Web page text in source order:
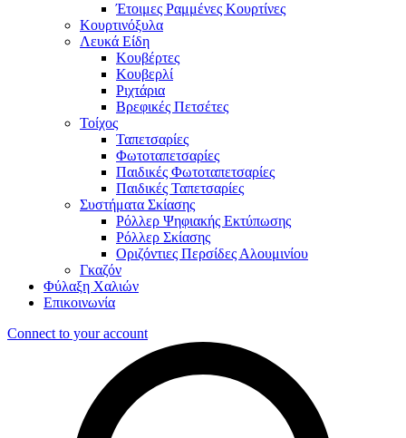
Έτοιμες Ραμμένες Κουρτίνες
Κουρτινόξυλα
Λευκά Είδη
Κουβέρτες
Κουβερλί
Ριχτάρια
Βρεφικές Πετσέτες
Τοίχος
Ταπετσαρίες
Φωτοταπετσαρίες
Παιδικές Φωτοταπετσαρίες
Παιδικές Ταπετσαρίες
Συστήματα Σκίασης
Ρόλλερ Ψηφιακής Εκτύπωσης
Ρόλλερ Σκίασης
Οριζόντιες Περσίδες Αλουμινίου
Γκαζόν
Φύλαξη Χαλιών
Επικοινωνία
Connect to your account